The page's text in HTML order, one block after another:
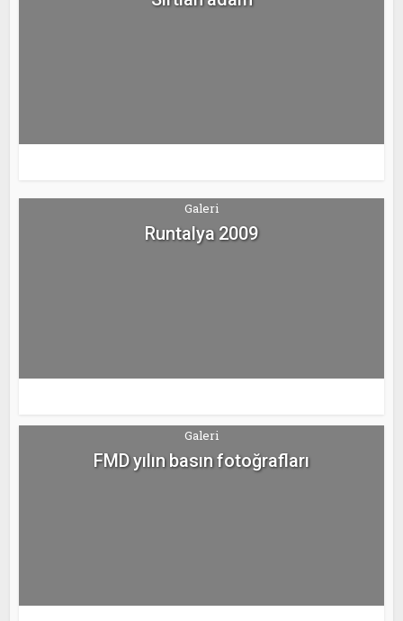
Galeri
Runtalya 2009
Galeri
FMD yılın basın fotoğrafları